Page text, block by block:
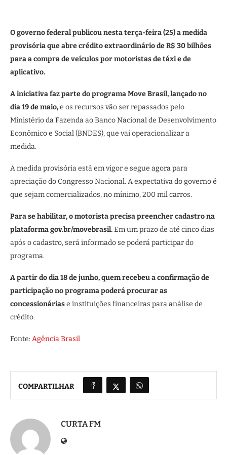
O governo federal publicou nesta terça-feira (25) a medida
provisória que abre crédito extraordinário de R$ 30 bilhões
para a compra de veículos por motoristas de táxi e de
aplicativo.
A iniciativa faz parte do programa Move Brasil, lançado no
dia 19 de maio,e os recursos vão ser repassados pelo
Ministério da Fazenda ao Banco Nacional de Desenvolvimento
Econômico e Social (BNDES), que vai operacionalizar a
medida.
A medida provisória está em vigor e segue agora para
apreciação do Congresso Nacional. A expectativa do governo é
que sejam comercializados, no mínimo, 200 mil carros.
Para se habilitar, o motorista precisa preencher cadastro na
plataforma gov.br/movebrasil.Em um prazo de até cinco dias
após o cadastro, será informado se poderá participar do
programa.
A partir do dia 18 de junho, quem recebeu a confirmação de
participação no programa poderá procurar as
concessionáriase instituições financeiras para análise de
crédito.
Fonte: Agência Brasil
COMPARTILHAR
CURTA FM